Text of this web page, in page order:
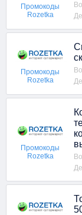
Промокоды
Rozetka
Промокоды
Rozetka
Промокоды
Rozetka